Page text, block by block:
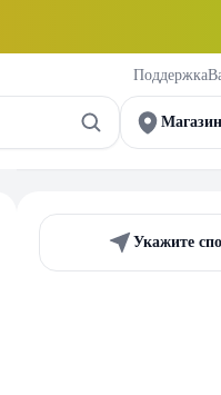
Поддержка
Укажите